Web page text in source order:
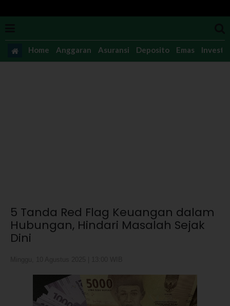
Home Anggaran Asuransi Deposito Emas
5 Tanda Red Flag Keuangan dalam
Hubungan, Hindari Masalah Sejak
Dini